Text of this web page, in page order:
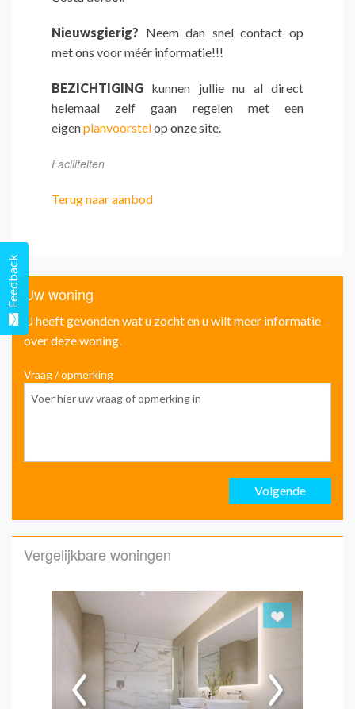
Nieuwsgierig? Neem dan snel contact op
met ons voor méér informatie!!!
BEZICHTIGING kunnen jullie nu al direct
helemaal zelf gaan regelen met een
eigenplanvoorstelop onze site.
Faciliteiten
Terug naar aanbod
Uw woning
U heeft gevonden wat u zocht en u wilt meer informatie
over deze woning.
Vraag / opmerking
Volgende
Vergelijkbare woningen
Feedback